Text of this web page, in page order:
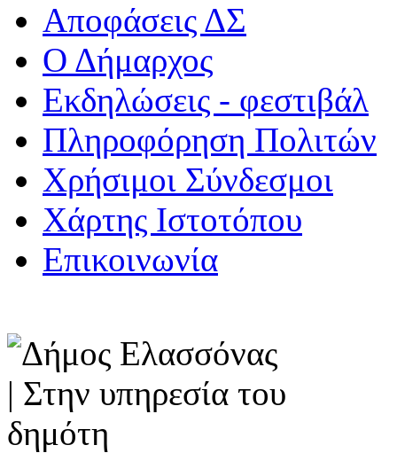
Αποφάσεις ΔΣ
Ο Δήμαρχος
Εκδηλώσεις - φεστιβάλ
Πληροφόρηση Πολιτών
Χρήσιμοι Σύνδεσμοι
Χάρτης Ιστοτόπου
Επικοινωνία